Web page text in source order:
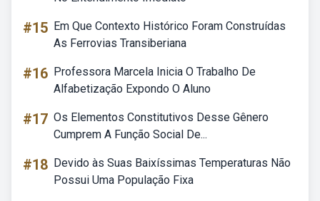
#15 Em Que Contexto Histórico Foram Construídas
As Ferrovias Transiberiana
#16 Professora Marcela Inicia O Trabalho De
Alfabetização Expondo O Aluno
#17 Os Elementos Constitutivos Desse Gênero
Cumprem A Função Social De...
#18 Devido às Suas Baixíssimas Temperaturas Não
Possui Uma População Fixa